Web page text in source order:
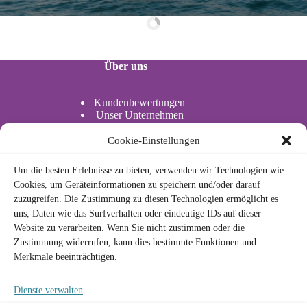
Cookie-Einstellungen
Um die besten Erlebnisse zu bieten, verwenden wir Technologien wie
Cookies, um Geräteinformationen zu speichern und/oder darauf
zuzugreifen. Die Zustimmung zu diesen Technologien ermöglicht es
uns, Daten wie das Surfverhalten oder eindeutige IDs auf dieser
Website zu verarbeiten. Wenn Sie nicht zustimmen oder die
Zustimmung widerrufen, kann dies bestimmte Funktionen und
Merkmale beeinträchtigen.
Dienste verwalten
Über uns
Kundenbewertungen
Unser Unternehmen
Unsere Partner
Standort
Aktivitäten im Wasser
Actividades acuáticas
Rechtlich
Datenschutzrichtlinie
Allgemeine Geschäftsbedingungen